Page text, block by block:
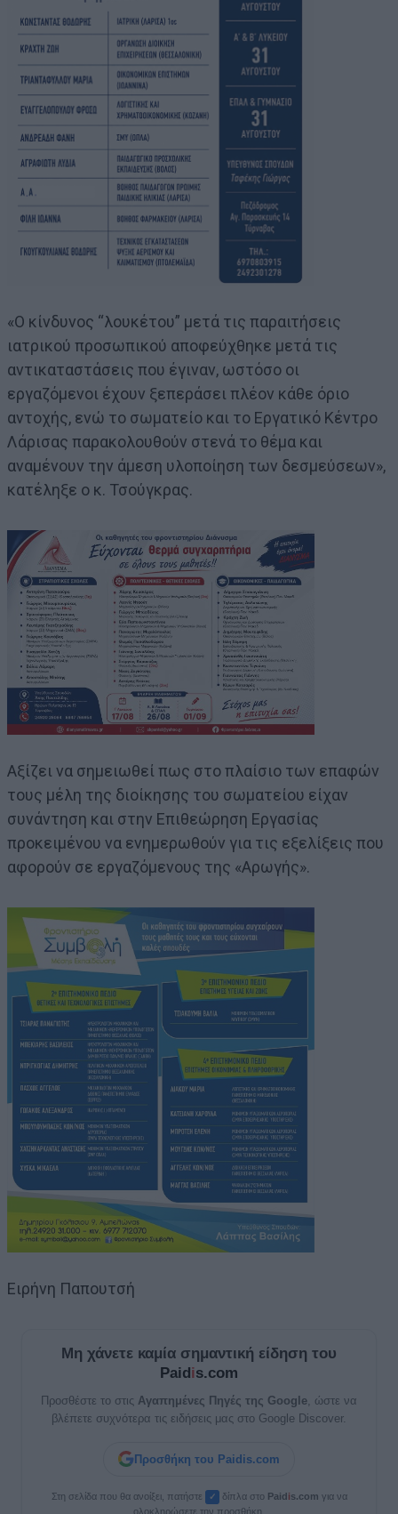
«Ο κίνδυνος “λουκέτου” μετά τις παραιτήσεις
ιατρικού προσωπικού αποφεύχθηκε μετά τις
αντικαταστάσεις που έγιναν, ωστόσο οι
εργαζόμενοι έχουν ξεπεράσει πλέον κάθε όριο
αντοχής, ενώ το σωματείο και το Εργατικό Κέντρο
Λάρισας παρακολουθούν στενά το θέμα και
αναμένουν την άμεση υλοποίηση των δεσμεύσεων»,
κατέληξε ο κ. Τσούγκρας.
Αξίζει να σημειωθεί πως στο πλαίσιο των επαφών
τους μέλη της διοίκησης του σωματείου είχαν
συνάντηση και στην Επιθεώρηση Εργασίας
προκειμένου να ενημερωθούν για τις εξελίξεις που
αφορούν σε εργαζόμενους της «Αρωγής».
Ειρήνη Παπουτσή
Μη χάνετε καμία σημαντική είδηση του
Paidis.com
Προσθέστε το στις Αγαπημένες Πηγές της Google , ώστε να
βλέπετε συχνότερα τις ειδήσεις μας στο Google Discover.
Προσθήκη του Paidis.com
Στη σελίδα που θα ανοίξει, πατήστε ✓ δίπλα στο Paidis.com για να
ολοκληρώσετε την προσθήκη.